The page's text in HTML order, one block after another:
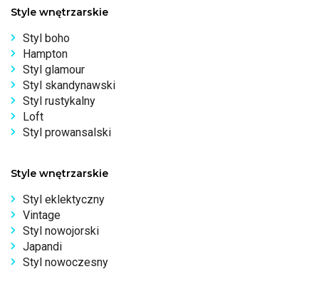
Style wnętrzarskie
Styl boho
Hampton
Styl glamour
Styl skandynawski
Styl rustykalny
Loft
Styl prowansalski
Style wnętrzarskie
Styl eklektyczny
Vintage
Styl nowojorski
Japandi
Styl nowoczesny